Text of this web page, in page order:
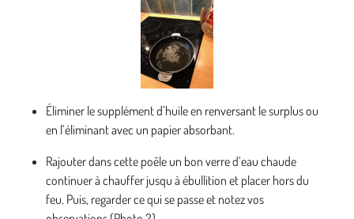
Éliminer le supplément d’huile en renversant le surplus ou
en l’éliminant avec un papier absorbant.
Rajouter dans cette poêle un bon verre d’eau chaude
continuer à chauffer jusqu à ébullition et placer hors du
feu. Puis, regarder ce qui se passe et notez vos